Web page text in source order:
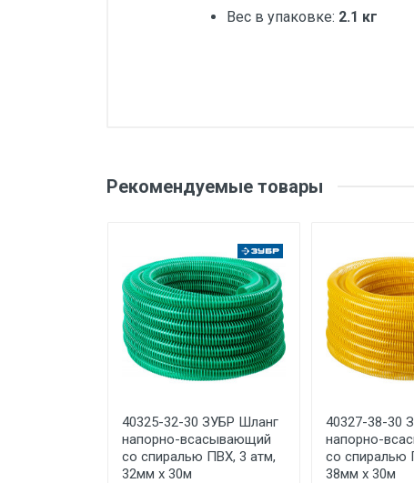
Вес в упаковке: 2.1 кг
Производитель и место
Срок службы
Дата изготовления
Срок годности
Подтверждение
соответствия
Ваше сообщение
Отправить отзыв
Рекомендуемые товары
40325-32-30 ЗУБР Шланг
напорно-всасывающий
со спиралью ПВХ, 3 атм,
32мм х 30м
40327-38-30
напорно-
со спиралью
38мм х 30м